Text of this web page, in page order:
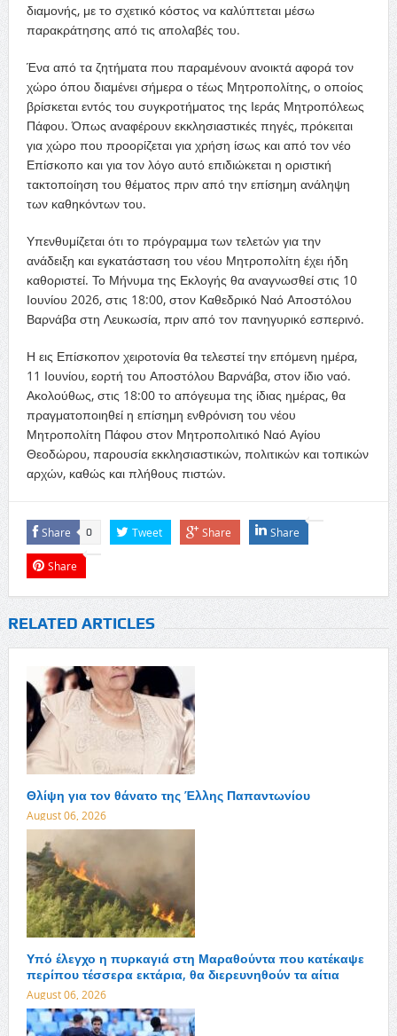
διαμονής, με το σχετικό κόστος να καλύπτεται μέσω
παρακράτησης από τις απολαβές του.
Ένα από τα ζητήματα που παραμένουν ανοικτά αφορά τον
χώρο όπου διαμένει σήμερα ο τέως Μητροπολίτης, ο οποίος
βρίσκεται εντός του συγκροτήματος της Ιεράς Μητροπόλεως
Πάφου. Όπως αναφέρουν εκκλησιαστικές πηγές, πρόκειται
για χώρο που προορίζεται για χρήση ίσως και από τον νέο
Επίσκοπο και για τον λόγο αυτό επιδιώκεται η οριστική
τακτοποίηση του θέματος πριν από την επίσημη ανάληψη
των καθηκόντων του.
Υπενθυμίζεται ότι το πρόγραμμα των τελετών για την
ανάδειξη και εγκατάσταση του νέου Μητροπολίτη έχει ήδη
καθοριστεί. Το Μήνυμα της Εκλογής θα αναγνωσθεί στις 10
Ιουνίου 2026, στις 18:00, στον Καθεδρικό Ναό Αποστόλου
Βαρνάβα στη Λευκωσία, πριν από τον πανηγυρικό εσπερινό.
Η εις Επίσκοπον χειροτονία θα τελεστεί την επόμενη ημέρα,
11 Ιουνίου, εορτή του Αποστόλου Βαρνάβα, στον ίδιο ναό.
Ακολούθως, στις 18:00 το απόγευμα της ίδιας ημέρας, θα
πραγματοποιηθεί η επίσημη ενθρόνιση του νέου
Μητροπολίτη Πάφου στον Μητροπολιτικό Ναό Αγίου
Θεοδώρου, παρουσία εκκλησιαστικών, πολιτικών και τοπικών
αρχών, καθώς και πλήθους πιστών.
Share 0 Tweet Share Share
Share
RELATED ARTICLES
Θλίψη για τον θάνατο της Έλλης Παπαντωνίου
August 06, 2026
Υπό έλεγχο η πυρκαγιά στη Μαραθούντα που κατέκαψε
περίπου τέσσερα εκτάρια, θα διερευνηθούν τα αίτια
August 06, 2026